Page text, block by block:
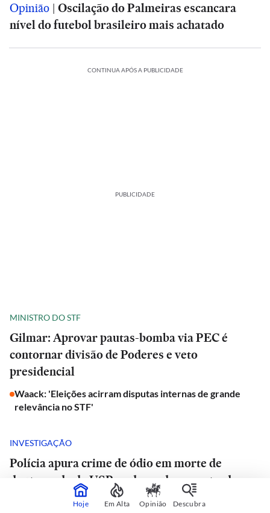
Opinião | Oscilação do Palmeiras escancara
nível do futebol brasileiro mais achatado
CONTINUA APÓS A PUBLICIDADE
PUBLICIDADE
MINISTRO DO STF
Gilmar: Aprovar pautas-bomba via PEC é
contornar divisão de Poderes e veto
presidencial
Waack: 'Eleições acirram disputas internas de grande
relevância no STF'
INVESTIGAÇÃO
Polícia apura crime de ódio em morte de
doutorando da USP e advogado encontrado
morto em estrada de São Paulo
Hoje Em Alta Opinião Descubra